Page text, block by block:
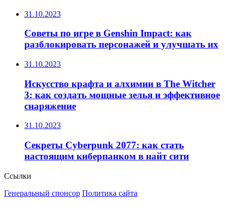
31.10.2023
Советы по игре в Genshin Impact: как
разблокировать персонажей и улучшать их
31.10.2023
Искусство крафта и алхимии в The Witcher
3: как создать мощные зелья и эффективное
снаряжение
31.10.2023
Секреты Cyberpunk 2077: как стать
настоящим киберпанком в найт сити
Ссылки
Генеральный спонсор Политика сайта